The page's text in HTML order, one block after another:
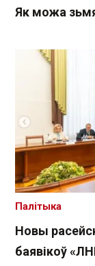
Як можа
Новы
баявікоў
Палітыка